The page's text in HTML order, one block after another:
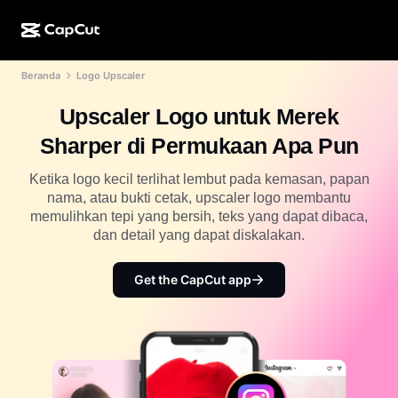
CapCut Online
CapCut Pad
CapCut Mobile
Dreamina AI
Desain AI
Studio Video
Pembuat video AI
Pembuat gambar AI
Penyempurna gambar AI
Nano Banana Pro
Gemini Omni
Alat AI
Editor & pembuat video
Editor & pembuat gambar
Pembuat & editor suara
Kasus penggunaan
Media sosial
Template liburan
Lainnya
Template hari jadi
Template efek
Komunitas
Inisiatif
Afiliasi
Program Pelopor
Creative Partner Program
CapCut Creative Campus
Beranda Logo Upscaler
Upscaler Logo untuk Merek
Sharper di Permukaan Apa Pun
Ketika logo kecil terlihat lembut pada kemasan, papan
nama, atau bukti cetak, upscaler logo membantu
memulihkan tepi yang bersih, teks yang dapat dibaca,
dan detail yang dapat diskalakan.
Get the CapCut app